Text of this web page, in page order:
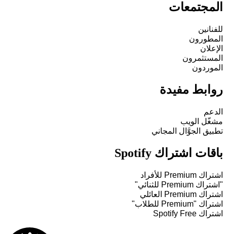
المجتمعات
للفنانين
المطورون
الإعلان
المستثمرون
الموردون
روابط مفيدة
الدعم
مشغّل الويب
تطبيق الجوَّال المجاني
باقات اشتراك Spotify
اشتراك Premium للأفراد
"اشتراك Premium للثنائي"
اشتراك Premium العائلي
اشتراك "Premium للطلاب"
اشتراك Spotify Free